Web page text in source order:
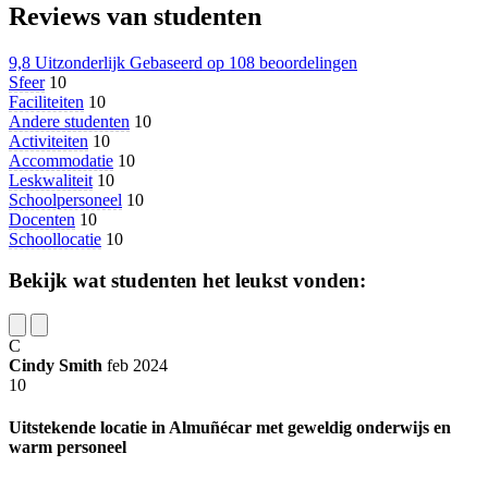
Reviews van studenten
9,8 Uitzonderlijk Gebaseerd op 108 beoordelingen
Sfeer 10
Faciliteiten 10
Andere studenten 10
Activiteiten 10
Accommodatie 10
Leskwaliteit 10
Schoolpersoneel 10
Docenten 10
Schoollocatie 10
Bekijk wat studenten het leukst vonden:
C
Cindy Smith feb 2024
10
Uitstekende locatie in Almuñécar met geweldig onderwijs en
warm personeel